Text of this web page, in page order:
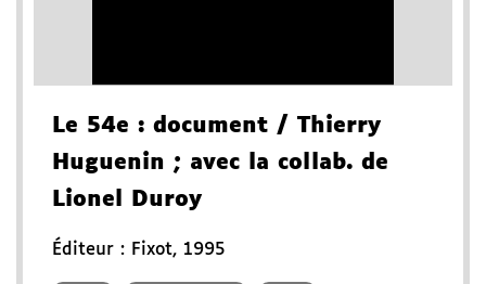
Le 54e : document / Thierry
Huguenin ; avec la collab. de
Lionel Duroy
Éditeur : Fixot, 1995